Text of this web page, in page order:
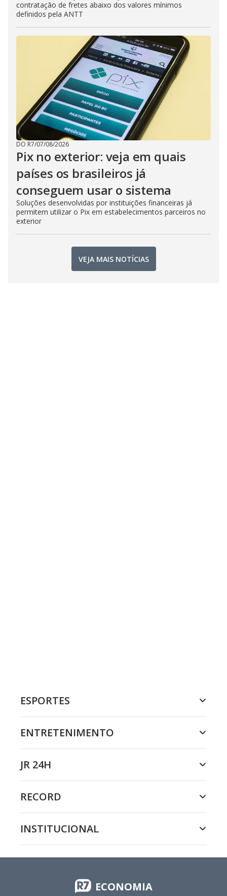
contratação de fretes abaixo dos valores mínimos
definidos pela ANTT
DO R7/07/08/2026
Pix no exterior: veja em quais
países os brasileiros já
conseguem usar o sistema
Soluções desenvolvidas por instituições financeiras já
permitem utilizar o Pix em estabelecimentos parceiros no
exterior
VEJA MAIS NOTÍCIAS
ESPORTES
ENTRETENIMENTO
JR 24H
RECORD
INSTITUCIONAL
ECONOMIA